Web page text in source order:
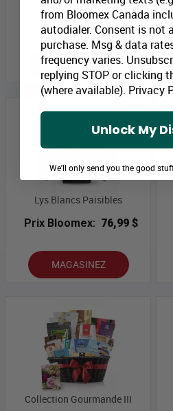
Prix Bloomex:
49,99 $
MAGASINEZ
Lys Blancs Paisibles
Prix Bloomex: 76,99 $
MAGASINEZ
Collection Gourmande III
from Bloomex Canada
autodialer. Consent is not
purchase. Msg & data
frequency varies.
replying STOP or clicking
(where available). Privacy
Unlock My
We'll only send you the good